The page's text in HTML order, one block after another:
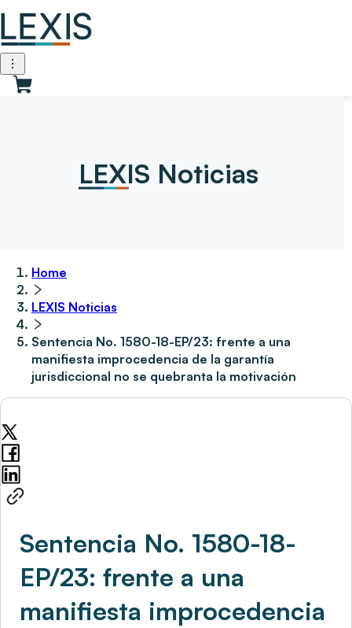
LEXIS Noticias
Home
LEXIS Noticias
Sentencia No. 1580-18-EP/23: frente a una
manifiesta improcedencia de la garantía
jurisdiccional no se quebranta la motivación
Sentencia No. 1580-18-
EP/23: frente a una
manifiesta improcedencia